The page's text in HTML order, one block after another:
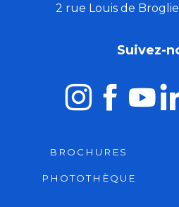
2 rue Louis de
Suivez-
BROCHURES
PHOTOTHÈQUE